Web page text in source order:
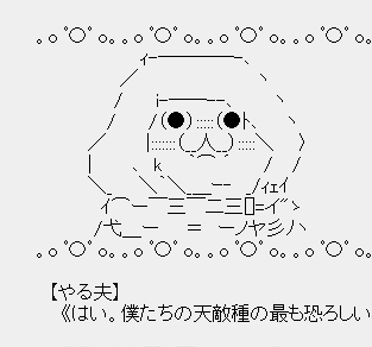
。o ﾟ〇ﾟ o。。o ﾟ〇ﾟ o。。o ﾟ〇ﾟ o。。o ﾟ〇ﾟ
ｨ-────-､
／ ヽ
/ i-──--､ ヽ
/ /（●）:::::（●ﾄ､ ヽ
／ |:::::::（__人__）:::::＼ 〉
| ､ k ｀⌒ ´ / /
＼_ ＼｀＼_＿ｰ‐ _/ｨｪｲ
ｲ⌒ー￣三￣二三[]=イ"ゝ
/弋＿ー ＝ ーノヤ彡ﾉヽ
。o ﾟ〇ﾟ o。。o ﾟ〇ﾟ o。。o ﾟ〇ﾟ o。。o ﾟ〇ﾟ
【やる夫】
《はい。僕たちの天敵種の最も恐ろしい